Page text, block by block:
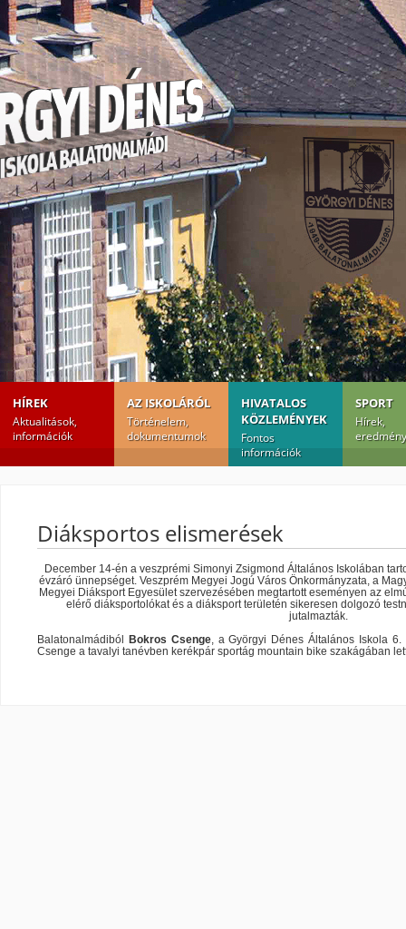
HÍREK
Aktualitások,
információk
AZ ISKOLÁRÓL
Történelem,
dokumentumok
HIVATALOS
KÖZLEMÉNYEK
Fontos
információk
SPORT
Hírek,
Diáksportos elismerések
December 14-én a veszprémi Simonyi Zsigmond Általános Iskolában
évzáró ünnepséget. Veszprém Megyei Jogú Város Önkormányzata, a
Megyei Diáksport Egyesület szervezésében megtartott eseményen az
elérő diáksportolókat és a diáksport területén sikeresen dolgozó
jutalmazták.
Balatonalmádiból
Bokros Csenge, a Györgyi Dénes Általános Iskola
Csenge a tavalyi tanévben kerékpár sportág mountain bike szakágában